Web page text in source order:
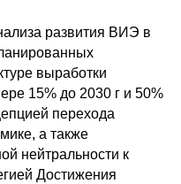
развития ВИЭ в
выработки
15% до 2030 г и 50%
перехода
а также
нейтральности к
Достижения